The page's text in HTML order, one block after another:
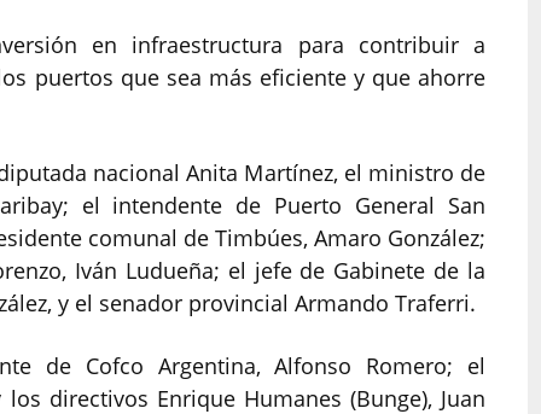
en infraestructura para contribuir a
puertos que sea más eficiente y que ahorre
nacional Anita Martínez, el ministro de
el intendente de Puerto General San
comunal de Timbúes, Amaro González;
Iván Ludueña; el jefe de Gabinete de la
y el senador provincial Armando Traferri.
de Cofco Argentina, Alfonso Romero; el
directivos Enrique Humanes (Bunge), Juan